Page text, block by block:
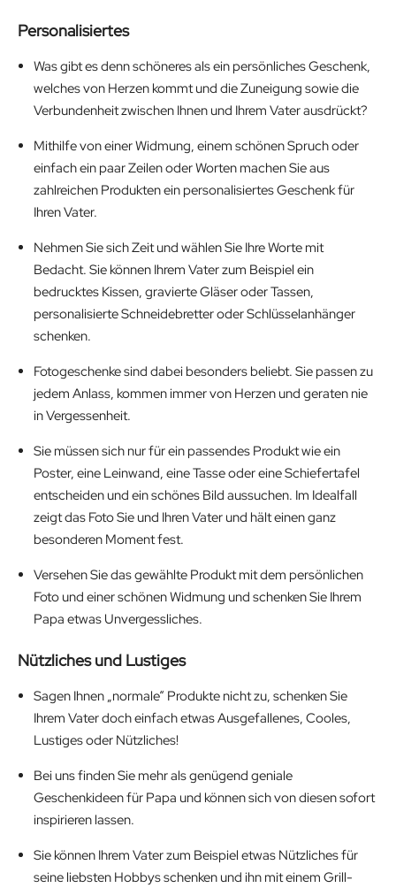
Personalisiertes
Was gibt es denn schöneres als ein persönliches Geschenk,
welches von Herzen kommt und die Zuneigung sowie die
Verbundenheit zwischen Ihnen und Ihrem Vater ausdrückt?
Mithilfe von einer Widmung, einem schönen Spruch oder
einfach ein paar Zeilen oder Worten machen Sie aus
zahlreichen Produkten ein personalisiertes Geschenk für
Ihren Vater.
Nehmen Sie sich Zeit und wählen Sie Ihre Worte mit
Bedacht. Sie können Ihrem Vater zum Beispiel ein
bedrucktes Kissen, gravierte Gläser oder Tassen,
personalisierte Schneidebretter oder Schlüsselanhänger
schenken.
Fotogeschenke sind dabei besonders beliebt. Sie passen zu
jedem Anlass, kommen immer von Herzen und geraten nie
in Vergessenheit.
Sie müssen sich nur für ein passendes Produkt wie ein
Poster, eine Leinwand, eine Tasse oder eine Schiefertafel
entscheiden und ein schönes Bild aussuchen. Im Idealfall
zeigt das Foto Sie und Ihren Vater und hält einen ganz
besonderen Moment fest.
Versehen Sie das gewählte Produkt mit dem persönlichen
Foto und einer schönen Widmung und schenken Sie Ihrem
Papa etwas Unvergessliches.
Nützliches und Lustiges
Sagen Ihnen „normale“ Produkte nicht zu, schenken Sie
Ihrem Vater doch einfach etwas Ausgefallenes, Cooles,
Lustiges oder Nützliches!
Bei uns finden Sie mehr als genügend geniale
Geschenkideen für Papa und können sich von diesen sofort
inspirieren lassen.
Sie können Ihrem Vater zum Beispiel etwas Nützliches für
seine liebsten Hobbys schenken und ihn mit einem Grill-